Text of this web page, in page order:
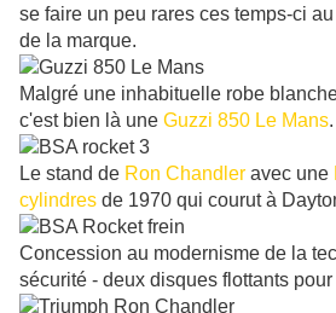
se faire un peu rares ces temps-ci
de la marque.
Malgré une inhabituelle robe
c'est bien là une Guzzi 850 Le Mans.
Le stand de Ron Chandler avec une
cylindres de 1970 qui courut à
Concession au modernisme de la
sécurité - deux disques flottants pour